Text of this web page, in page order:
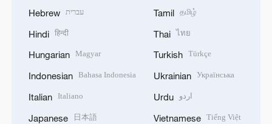
Hebrew עברית
Hindi हिन्दी
Hungarian Magyar
Indonesian Bahasa Indonesia
Italian Italiano
Japanese 日本語
Tamil தமிழ்
Thai ไทย
Turkish Türkçe
Ukrainian Українська
Urdu اردو
Vietnamese Tiếng Việt